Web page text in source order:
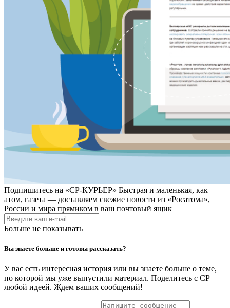
Подпишитесь на «СР-КУРЬЕР» Быстрая и маленькая, как
атом, газета — доставляем свежие новости из «Росатома»,
России и мира прямиком в ваш почтовый ящик
Больше не показывать
Вы знаете больше и готовы рассказать?
У вас есть интересная история или вы знаете больше о теме,
по которой мы уже выпустили материал. Поделитесь с СР
любой идеей. Ждем ваших сообщений!